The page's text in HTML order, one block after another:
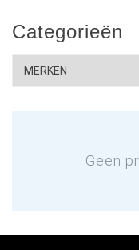
Categorieën
Geen